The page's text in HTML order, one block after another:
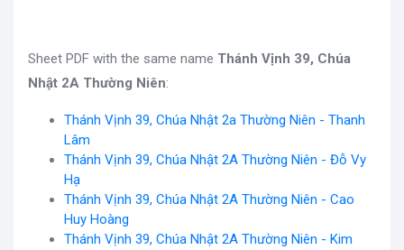
Sheet PDF with the same name Thánh Vịnh 39, Chúa
Nhật 2A Thường Niên:
Thánh Vịnh 39, Chúa Nhật 2a Thường Niên - Thanh
Lâm
Thánh Vịnh 39, Chúa Nhật 2A Thường Niên - Đỗ Vy
Hạ
Thánh Vịnh 39, Chúa Nhật 2A Thường Niên - Cao
Huy Hoàng
Thánh Vịnh 39, Chúa Nhật 2A Thường Niên - Kim